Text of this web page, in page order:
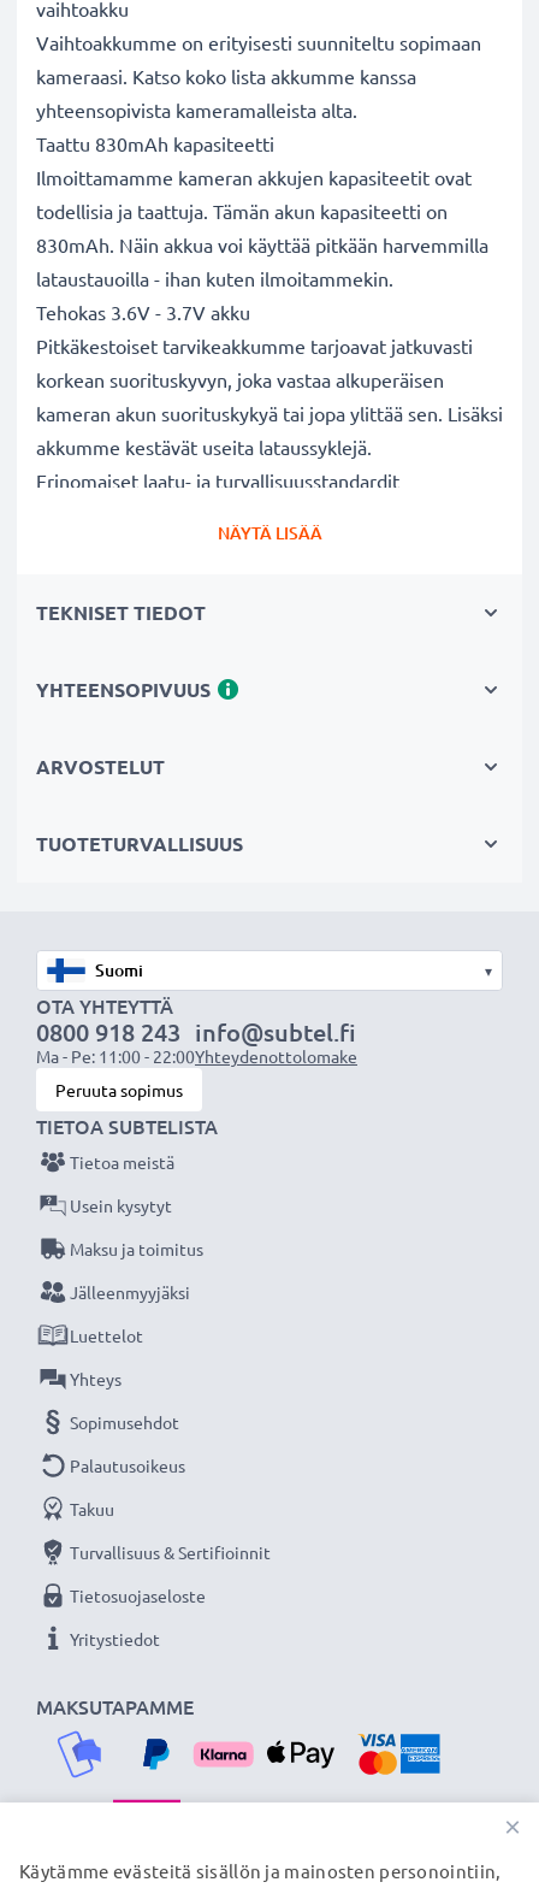
vaihtoakku
Vaihtoakkumme on erityisesti suunniteltu sopimaan
kameraasi. Katso koko lista akkumme kanssa
yhteensopivista kameramalleista alta.
Taattu 830mAh kapasiteetti
Ilmoittamamme kameran akkujen kapasiteetit ovat
todellisia ja taattuja. Tämän akun kapasiteetti on
830mAh. Näin akkua voi käyttää pitkään harvemmilla
lataustauoilla - ihan kuten ilmoitammekin.
Tehokas 3.6V - 3.7V akku
Pitkäkestoiset tarvikeakkumme tarjoavat jatkuvasti
korkean suorituskyvyn, joka vastaa alkuperäisen
kameran akun suorituskykyä tai jopa ylittää sen. Lisäksi
akkumme kestävät useita lataussyklejä.
Erinomaiset laatu- ja turvallisuusstandardit
siksi akuillamme on 3 vuoden takuu.
Kameran tarvikeakkumme on luotettava virtalähde
Valitse CELLONIC, etkä tingi laadusta. Tilaa nyt!
NÄYTÄ LISÄÄ
TEKNISET TIEDOT
YHTEENSOPIVUUS
ARVOSTELUT
TUOTETURVALLISUUS
▾
OTA YHTEYTTÄ
0800 918 243
Ma - Pe: 11:00 - 22:00
info@subtel.fi
Yhteydenottolomake
Peruuta sopimus
MAKSUTAPAMME
TIETOA SUBTELISTA
Tietoa meistä
Usein kysytyt
Maksu ja toimitus
Jälleenmyyjäksi
Luettelot
Yhteys
Sopimusehdot
Palautusoikeus
Takuu
Turvallisuus & Sertifioinnit
Tietosuojaseloste
Yritystiedot
TOIMITUSKUMPPANIMME
×
Käytämme evästeitä sisällön ja mainosten personointiin,